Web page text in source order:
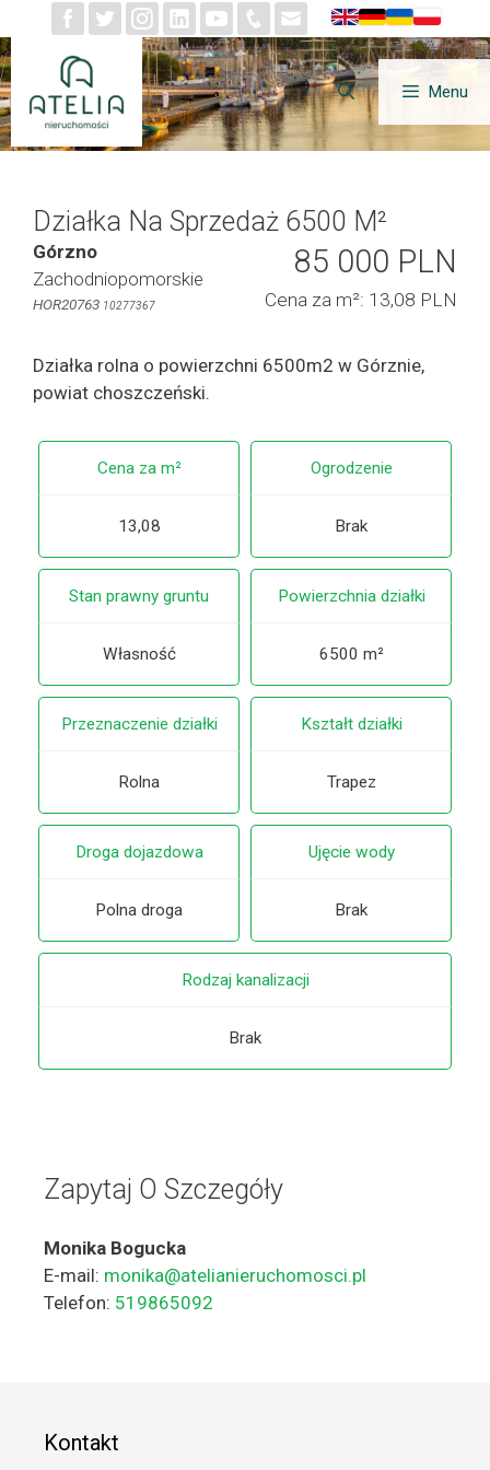
do
treści
Menu
Działka Na Sprzedaż 6500 M²
Górzno
Zachodniopomorskie
HOR20763 10277367
85 000 PLN
Cena za m²: 13,08 PLN
Działka rolna o powierzchni 6500m2 w Górznie,
powiat choszczeński.
Cena za m²
13,08
Ogrodzenie
Brak
Stan prawny gruntu
Własność
Powierzchnia działki
6500 m²
Przeznaczenie działki
Rolna
Kształt działki
Trapez
Droga dojazdowa
Polna droga
Ujęcie wody
Brak
Rodzaj kanalizacji
Brak
Zapytaj O Szczegóły
Monika Bogucka
E-mail: monika@atelianieruchomosci.pl
Telefon: 519865092
Kontakt